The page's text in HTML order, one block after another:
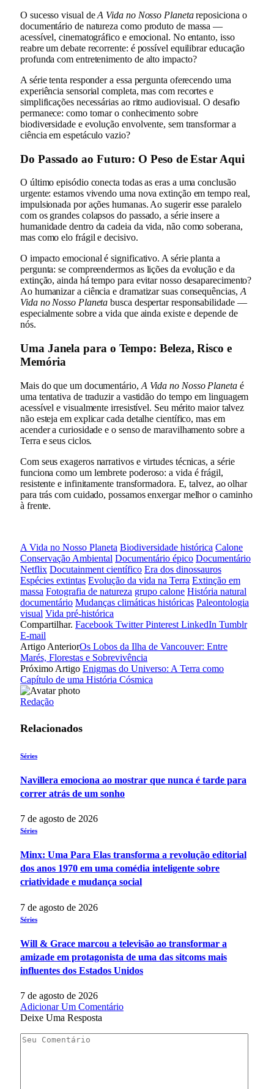
O sucesso visual deA Vida no Nosso Planetareposiciona o
documentário de natureza como produto de massa —
acessível, cinematográfico e emocional. No entanto, isso
reabre um debate recorrente: é possível equilibrar educação
profunda com entretenimento de alto impacto?
A série tenta responder a essa pergunta oferecendo uma
experiência sensorial completa, mas com recortes e
simplificações necessárias ao ritmo audiovisual. O desafio
permanece: como tornar o conhecimento sobre
biodiversidade e evolução envolvente, sem transformar a
ciência em espetáculo vazio?
Do Passado ao Futuro: O Peso de Estar Aqui
O último episódio conecta todas as eras a uma conclusão
urgente: estamos vivendo uma nova extinção em tempo real,
impulsionada por ações humanas. Ao sugerir esse paralelo
com os grandes colapsos do passado, a série insere a
humanidade dentro da cadeia da vida, não como soberana,
mas como elo frágil e decisivo.
O impacto emocional é significativo. A série planta a
pergunta: se compreendermos as lições da evolução e da
extinção, ainda há tempo para evitar nosso desaparecimento?
Ao humanizar a ciência e dramatizar suas consequências, A
Vida no Nosso Planeta busca despertar responsabilidade —
especialmente sobre a vida que ainda existe e depende de
nós.
Uma Janela para o Tempo: Beleza, Risco e
Memória
Mais do que um documentário, A Vida no Nosso Planetaé
uma tentativa de traduzir a vastidão do tempo em linguagem
acessível e visualmente irresistível. Seu mérito maior talvez
não esteja em explicar cada detalhe científico, mas em
acender a curiosidade e o senso de maravilhamento sobre a
Terra e seus ciclos.
Com seus exageros narrativos e virtudes técnicas, a série
funciona como um lembrete poderoso: a vida é frágil,
resistente e infinitamente transformadora. E, talvez, ao olhar
para trás com cuidado, possamos enxergar melhor o caminho
à frente.
A Vida no Nosso Planeta Biodiversidade histórica Calone
Conservação Ambiental Documentário épico Documentário
Netflix Docutainment científico Era dos dinossauros
Espécies extintas Evolução da vida na Terra Extinção em
massa Fotografia de natureza grupo calone História natural
documentário Mudanças climáticas históricas Paleontologia
visual Vida pré-histórica
Compartilhar. Facebook Twitter Pinterest LinkedIn Tumblr
E-mail
Artigo AnteriorOs Lobos da Ilha de Vancouver: Entre
Marés, Florestas e Sobrevivência
Próximo Artigo Enigmas do Universo: A Terra como
Capítulo de uma História Cósmica
Redação
Relacionados
Séries
Navillera emociona ao mostrar que nunca é tarde para
correr atrás de um sonho
7 de agosto de 2026
Séries
Minx: Uma Para Elas transforma a revolução editorial
dos anos 1970 em uma comédia inteligente sobre
criatividade e mudança social
7 de agosto de 2026
Séries
Will & Grace marcou a televisão ao transformar a
amizade em protagonista de uma das sitcoms mais
influentes dos Estados Unidos
7 de agosto de 2026
Adicionar Um Comentário
Deixe Uma Resposta